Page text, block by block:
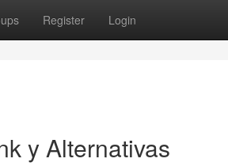
Register Login
y Alternativas